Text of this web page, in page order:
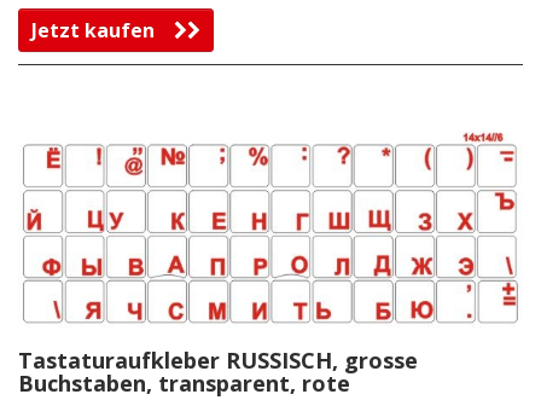
Jetzt kaufen
Tastaturaufkleber RUSSISCH, grosse
Buchstaben, transparent, rote